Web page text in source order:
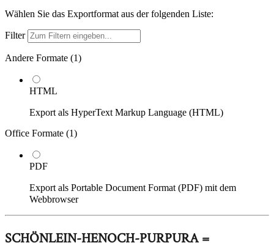
Wählen Sie das Exportformat aus der folgenden Liste:
Filter
Andere Formate (1)
HTML
Export als HyperText Markup Language (HTML)
Office Formate (1)
PDF
Export als Portable Document Format (PDF) mit dem
Webbrowser
SCHÖNLEIN-HENOCH-PURPURA =